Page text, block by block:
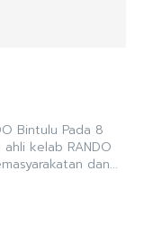
Pada 8
kelab RANDO
dan...